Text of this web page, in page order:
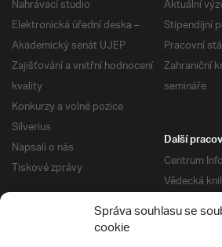
Správa souhlasu se
cookie
Nahrávací studio
Elektronická úřední deska –
Akademický senát UJEP
Zajišťování a vnitřní hodnocení
kvality
Konkurzy a volné pozice
Silverius
Napsali o nás
Tiskové zprávy
Aktuální
Stipendijní
Pracovní
Zahraniční
semináře
Další
Centrum
Vědecká
Správa
Univerzitní